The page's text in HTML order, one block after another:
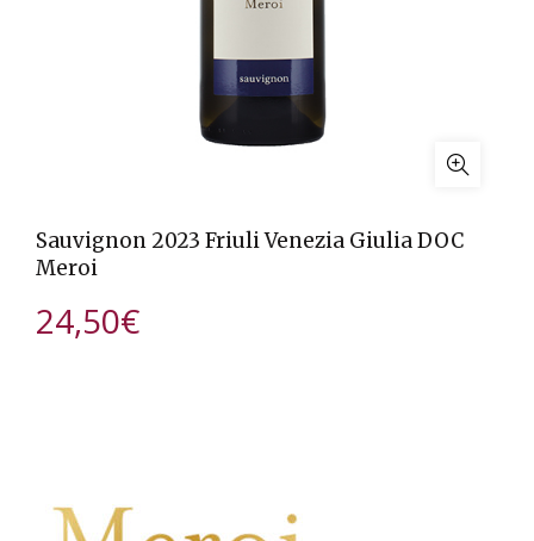
Sauvignon 2023 Friuli Venezia Giulia DOC
Meroi
24,50€